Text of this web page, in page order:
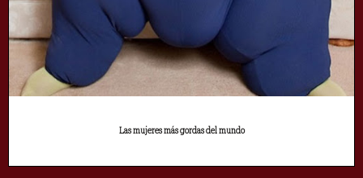
Las mujeres más gordas del mundo